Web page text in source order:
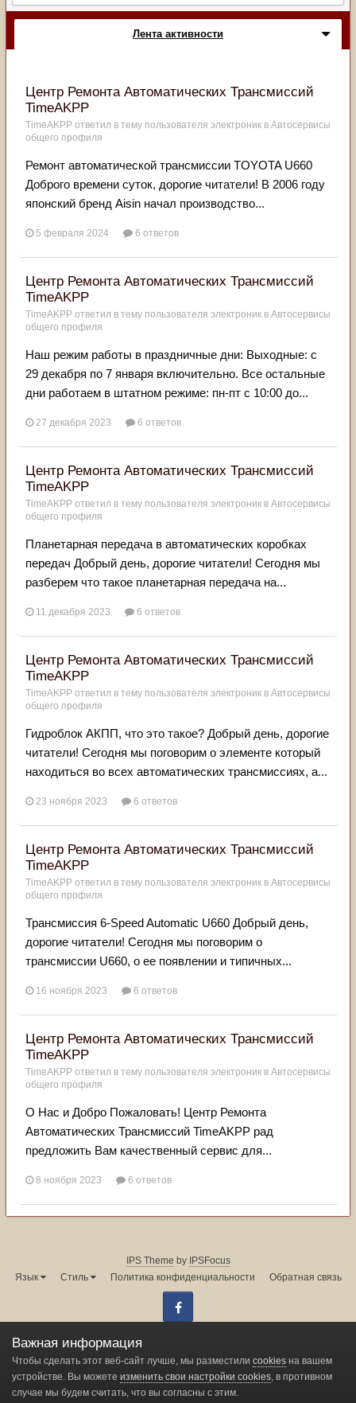
Лента активности
Центр Ремонта Автоматических Трансмиссий
TimeAKPP
TimeAKPP ответил в тему пользователя электроник в Автосервисы
общего профиля
Ремонт автоматической трансмиссии TOYOTA U660
Доброго времени суток, дорогие читатели! В 2006 году
японский бренд Aisin начал производство...
5 февраля 2024 6 ответов
Центр Ремонта Автоматических Трансмиссий
TimeAKPP
TimeAKPP ответил в тему пользователя электроник в Автосервисы
общего профиля
Наш режим работы в праздничные дни: Выходные: с
29 декабря по 7 января включительно. Все остальные
дни работаем в штатном режиме: пн-пт с 10:00 до...
27 декабря 2023 6 ответов
Центр Ремонта Автоматических Трансмиссий
TimeAKPP
TimeAKPP ответил в тему пользователя электроник в Автосервисы
общего профиля
Планетарная передача в автоматических коробках
передач Добрый день, дорогие читатели! Сегодня мы
разберем что такое планетарная передача на...
11 декабря 2023 6 ответов
Центр Ремонта Автоматических Трансмиссий
TimeAKPP
TimeAKPP ответил в тему пользователя электроник в Автосервисы
общего профиля
Гидроблок АКПП, что это такое? Добрый день, дорогие
читатели! Сегодня мы поговорим о элементе который
находиться во всех автоматических трансмиссиях, а...
23 ноября 2023 6 ответов
Центр Ремонта Автоматических Трансмиссий
TimeAKPP
TimeAKPP ответил в тему пользователя электроник в Автосервисы
общего профиля
Трансмиссия 6-Speed Automatic U660 Добрый день,
дорогие читатели! Сегодня мы поговорим о
трансмиссии U660, о ее появлении и типичных...
16 ноября 2023 6 ответов
Центр Ремонта Автоматических Трансмиссий
TimeAKPP
TimeAKPP ответил в тему пользователя электроник в Автосервисы
общего профиля
О Нас и Добро Пожаловать! Центр Ремонта
Автоматических Трансмиссий TimeAKPP рад
предложить Вам качественный сервис для...
8 ноября 2023 6 ответов
IPS Theme by IPSFocus
Язык
Стиль Политика конфиденциальности Обратная связь
Администрация форума:
Powered by Invision Community
Change privacy settings
Важная информация
Чтобы сделать этот веб-сайт лучше, мы разместили cookies на вашем
устройстве. Вы можете изменить свои настройки cookies, в противном
случае мы будем считать, что вы согласны с этим.